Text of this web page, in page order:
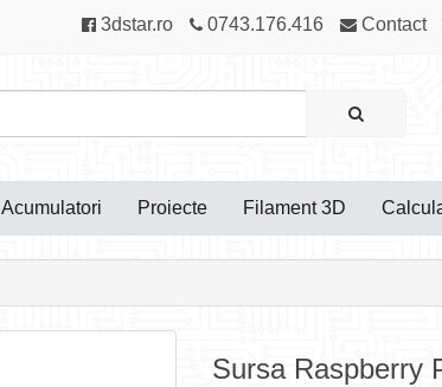
3dstar.ro 0743.176.416 Contact
Acumulatori Proiecte Filament 3D
Sursa Raspberry